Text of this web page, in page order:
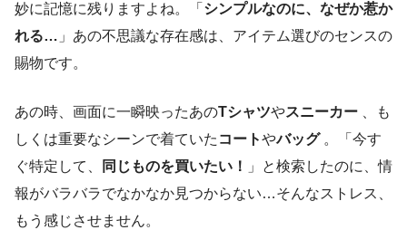
妙に記憶に残りますよね。「 シンプルなのに、なぜか惹か
れる… 」あの不思議な存在感は、アイテム選びのセンスの
賜物です。
あの時、画面に一瞬映ったあのTシャツやスニーカー 、も
しくは重要なシーンで着ていた コートやバッグ。「今す
ぐ特定して、
同じものを買いたい！
」と検索したのに、情
報がバラバラでなかなか見つからない…そんなストレス、
もう感じさせません。